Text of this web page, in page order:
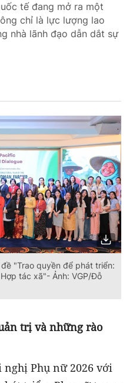
tế đang mở ra một
chỉ là lực lượng lao
nhà lãnh đạo dẫn dắt sự
"Trao quyền để phát triển:
tác xã"- Ảnh: VGP/Đỗ
trị và những rào
nghị Phụ nữ 2026 với